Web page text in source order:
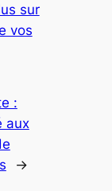
sur
vos
:
aux
→